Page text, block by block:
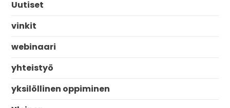
Uutiset
vinkit
webinaari
yhteistyö
yksilöllinen oppiminen